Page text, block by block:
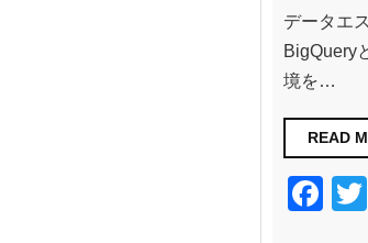
データエ
BigQuery
境を…
READ
F